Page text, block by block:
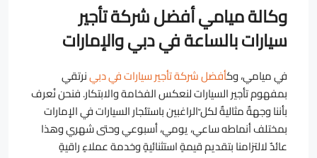
وكالة ميامي أفضل شركة تأجير
سيارات بالساعة في دبي والإمارات
في ميامي، وكأفضل شركة تأجير سيارات في دبينرتقي
بمفهوم تأجير السيارات لنعكس الفخامة والابتكار. فنحن نُعرف
بأننا وجهةٌ مثاليةٌ لكل ّالراغبين باستئجار السيارات في الإمارات
بمختلف أنماطه ساعي، يومي، أسبوعي وحتى شهري وهذا
عائدٌ لالتزامنا بتقديم قيمةٍ استثنائيةٍ وخدمة عملاءٍ راقيةٍ